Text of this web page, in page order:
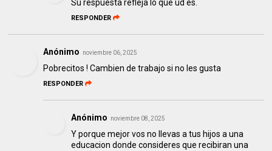
Su respuesta refleja lo que ud es.
RESPONDER
Anónimo noviembre 06, 2025
Pobrecitos ! Cambien de trabajo si no les gusta
RESPONDER
Anónimo noviembre 08, 2025
Y porque mejor vos no llevas a tus hijos a una
educacion donde consideres que recibiran una